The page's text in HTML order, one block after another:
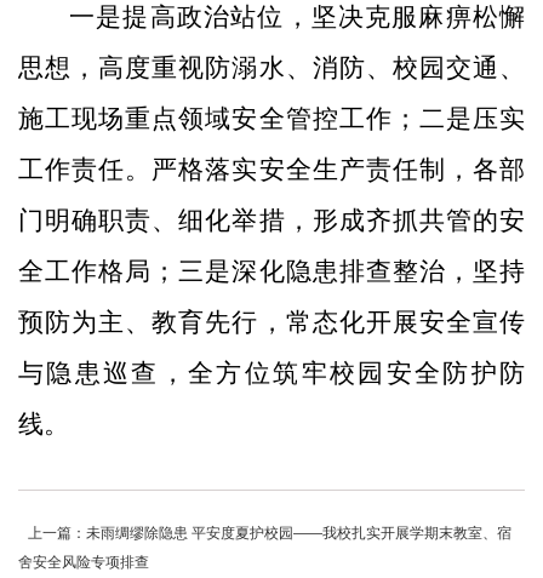
一是提高政治站位，坚决克服麻痹松懈
思想，高度重视防溺水、消防、校园交通、
施工现场重点领域安全管控工作；二是压实
工作责任。严格落实安全生产责任制，各部
门明确职责、细化举措，形成齐抓共管的安
全工作格局；三是深化隐患排查整治，坚持
预防为主、教育先行，常态化开展安全宣传
与隐患巡查，全方位筑牢校园安全防护防
线。
上一篇：未雨绸缪除隐患 平安度夏护校园——我校扎实开展学期末教室、宿
舍安全风险专项排查